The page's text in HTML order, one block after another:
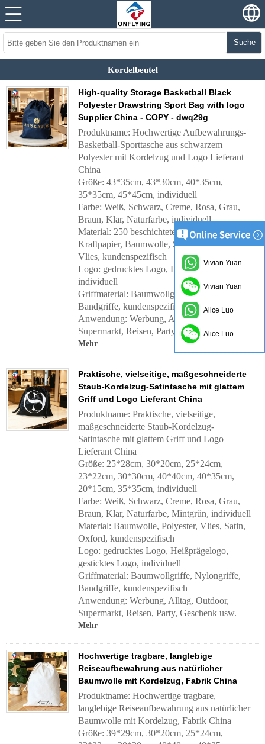
Suche
Kordelbeutel
High-quality Storage Basketball Black
Polyester Drawstring Sport Bag with logo
Supplier China - COPY - dwq29g
Produktname: Hochwertige Aufbewahrungs-
Basketball-Sporttasche aus schwarzem
Polyester mit Kordelzug und Logo Lieferant
China
Größe: 43*35cm, 43*30cm, 40*35cm,
35*35cm, 45*45cm, individuell
Farbe: Weiß, Schwarz, Creme, Rosa, Grau,
Braun, Klar, Naturfarbe, individuell
Material: 250 beschichtetes Papier,
Kraftpapier, Baumwolle, Satin, Polyester,
Vlies, kundenspezifisch
Logo: gedrucktes Logo, Heißprägelogo,
individuell
Griffmaterial: Baumwollgriffe, Nylongriffe,
Bandgriffe, kundenspezifisch
Anwendung: Werbung, Alltag, Outdoor,
Supermarkt, Reisen, Party, Geschenk usw.
Mehr
Praktische, vielseitige, maßgeschneiderte
Staub-Kordelzug-Satintasche mit glattem
Griff und Logo Lieferant China
Produktname: Praktische, vielseitige,
maßgeschneiderte Staub-Kordelzug-
Satintasche mit glattem Griff und Logo
Lieferant China
Größe: 25*28cm, 30*20cm, 25*24cm,
23*22cm, 30*30cm, 40*40cm, 40*35cm,
20*15cm, 35*35cm, individuell
Farbe: Weiß, Schwarz, Creme, Rosa, Grau,
Braun, Klar, Naturfarbe, Mintgrün, individuell
Material: Baumwolle, Polyester, Vlies, Satin,
Oxford, kundenspezifisch
Logo: gedrucktes Logo, Heißprägelogo,
gesticktes Logo, individuell
Griffmaterial: Baumwollgriffe, Nylongriffe,
Bandgriffe, kundenspezifisch
Anwendung: Werbung, Alltag, Outdoor,
Supermarkt, Reisen, Party, Geschenk usw.
Mehr
Hochwertige tragbare, langlebige
Reiseaufbewahrung aus natürlicher
Baumwolle mit Kordelzug, Fabrik China
Produktname: Hochwertige tragbare,
langlebige Reiseaufbewahrung aus natürlicher
Baumwolle mit Kordelzug, Fabrik China
Größe: 39*29cm, 30*20cm, 25*24cm,
Vivian Yuan
Vivian Yuan
Alice Luo
Alice Luo